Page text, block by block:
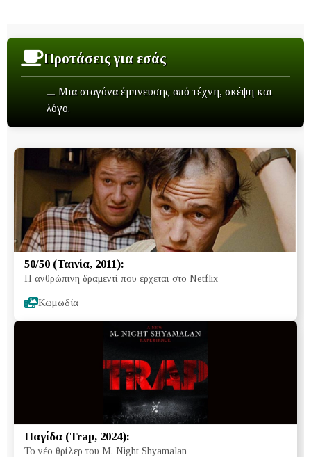
Προτάσεις για εσάς
⚊ Μια σταγόνα έμπνευσης από τέχνη, σκέψη και
λόγο.
50/50 (Ταινία, 2011):
Η ανθρώπινη δραμεντί που έρχεται στο Netflix
Κωμωδία
Παγίδα (Trap, 2024):
Το νέο θρίλερ του M. Night Shyamalan